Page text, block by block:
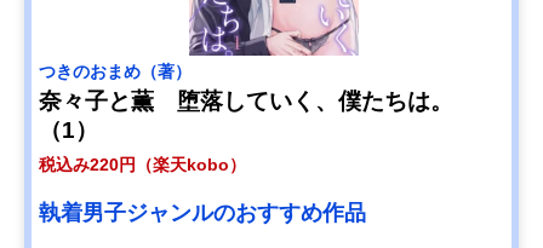
つきのおまめ（著）
奈々子と薫 堕落していく、僕たちは。
（1）
税込み220円（楽天kobo）
執着男子ジャンルのおすすめ作品